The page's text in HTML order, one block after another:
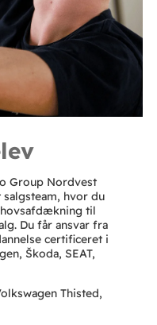
Group Nordvest
hvor du
til
Du får ansvar fra
certificeret i
Škoda, SEAT,
Thisted,